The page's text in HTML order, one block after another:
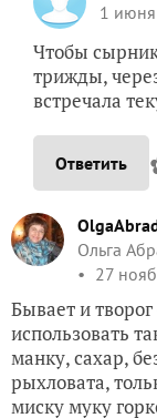
1
Чтобы
трижды,
встречала
Ответить
Ольга
27
Бывает и
использовать
манку, сахар,
рыхловата,
миску муку